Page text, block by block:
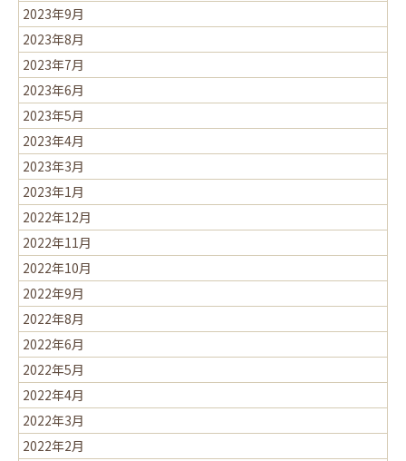
2023年9月
2023年8月
2023年7月
2023年6月
2023年5月
2023年4月
2023年3月
2023年1月
2022年12月
2022年11月
2022年10月
2022年9月
2022年8月
2022年6月
2022年5月
2022年4月
2022年3月
2022年2月